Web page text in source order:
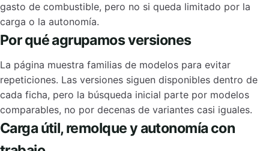
gasto de combustible, pero no si queda limitado por la
carga o la autonomía.
Por qué agrupamos versiones
La página muestra familias de modelos para evitar
repeticiones. Las versiones siguen disponibles dentro de
cada ficha, pero la búsqueda inicial parte por modelos
comparables, no por decenas de variantes casi iguales.
Carga útil, remolque y autonomía con